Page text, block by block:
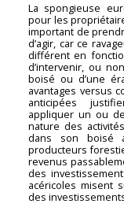
La spongieuse
pour les
important de
d’agir, car ce
différent en
d’intervenir, ou
boisé ou d’une
avantages versus
anticipées
appliquer un ou
nature des
dans son boisé
producteurs
revenus
des
acéricoles misent
des